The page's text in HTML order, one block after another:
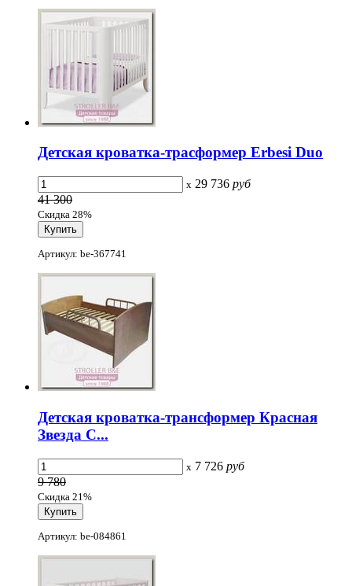
Детская кроватка-трасформер Erbesi Duo
x 29 736 руб
41 300
Скидка 28%
Артикул: be-367741
Детская кроватка-трансформер Красная
Звезда С...
x 7 726 руб
9 780
Скидка 21%
Артикул: be-084861